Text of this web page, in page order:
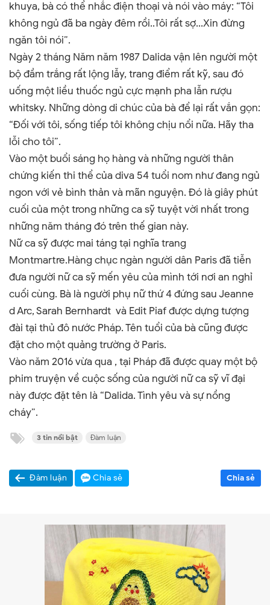
khuya, bà có thể nhắc điện thoại và nói vào máy: “Tôi
không ngủ đã ba ngày đêm rồi..Tôi rất sợ...Xin đừng
ngăn tôi nói”.
Ngày 2 tháng Năm năm 1987 Dalida vận lên người một
bộ đầm trắng rất lộng lẫy, trang điểm rất kỹ, sau đó
uống một liều thuốc ngủ cực mạnh pha lẫn rượu
whitsky. Những dòng di chúc của bà để lại rất vắn gọn:
“Đối với tôi, sống tiếp tôi không chịu nổi nữa. Hãy tha
lỗi cho tôi”.
Vào một buổi sáng họ hàng và những người thân
chứng kiến thi thể của diva 54 tuổi nom như đang ngủ
ngon với vẻ bình thản và mãn nguyện. Đó là giây phút
cuối của một trong những ca sỹ tuyệt vời nhất trong
những năm tháng đó trên thế gian này.
Nữ ca sỹ được mai táng tại nghĩa trang
Montmartre.Hàng chục ngàn người dân Paris đã tiễn
đưa người nữ ca sỹ mến yêu của mình tới nơi an nghỉ
cuối cùng. Bà là người phụ nữ thứ 4 đứng sau Jeanne
d Arc, Sarah Bernhardt và Edit Piaf được dựng tượng
đài tại thủ đô nước Pháp. Tên tuổi của bà cũng được
đặt cho một quảng trường ở Paris.
Vào năm 2016 vừa qua , tại Pháp đã được quay một bộ
phim truyện về cuộc sống của người nữ ca sỹ vĩ đại
này được đặt tên là “Dalida. Tình yêu và sự nồng
cháy”.
3 tin nổi bật Đàm luận
Đàm luận Chia sẻ Chia sẻ